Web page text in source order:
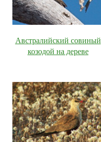
Австралийский совиный
козодой на дереве